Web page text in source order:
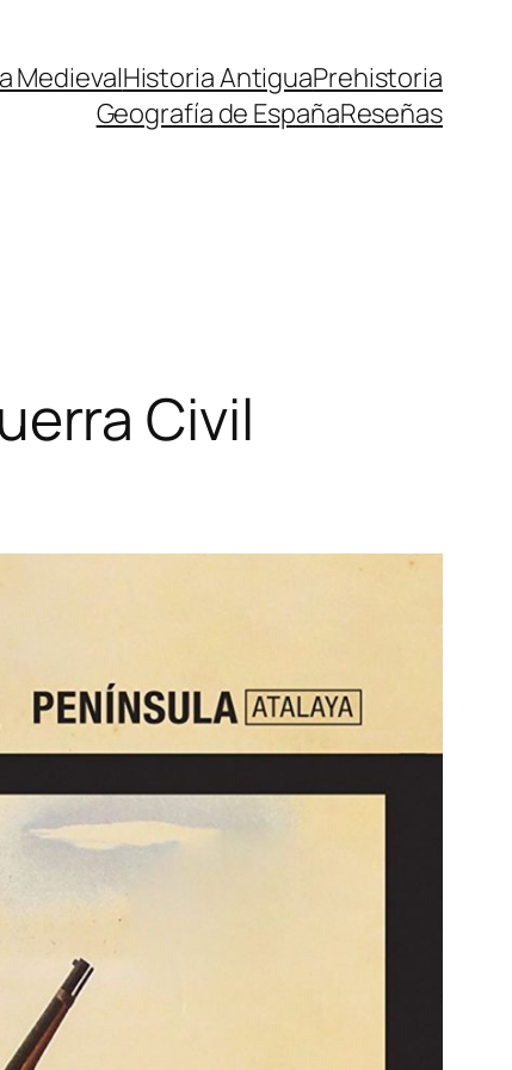
MedievalHistoria AntiguaPrehistoria
Geografía de EspañaReseñas
Civil